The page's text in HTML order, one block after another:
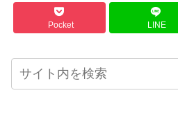
Pocket LINE